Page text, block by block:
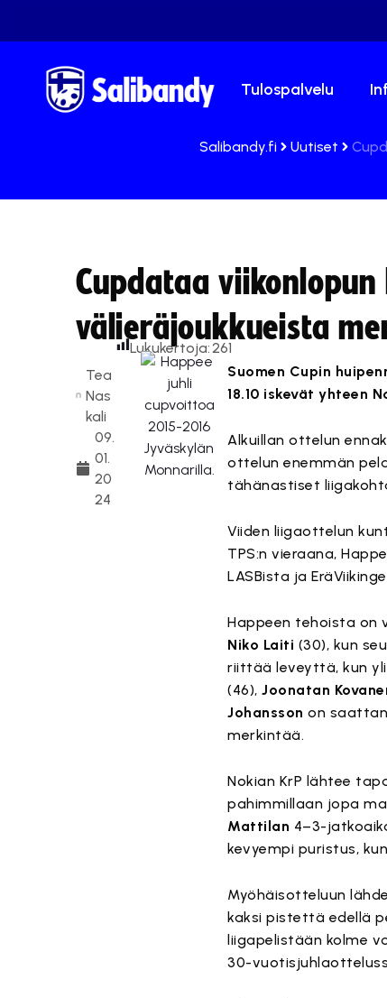
Tulospalvelu
Salibandy.fi Uutiset
Cupdataa viikonlopun
välieräjoukkueista
Tea
Nas
kali
09.
01.
20
24
Lukukertoja:261
Suomen Cupin
18.10 iskevät yhteen
Alkuillan ottelun
ottelun enemmän
tähänastiset
Viiden liigaottelun
TPS:n vieraana,
LASBista ja
Happeen tehoista on
Niko Laiti (30), kun
riittää leveyttä, kun
(46),Joonatan
Johansson on
merkintää.
Nokian KrP lähtee
pahimmillaan jopa
Mattilan 4–3-
kevyempi puristus,
Myöhäisotteluun
kaksi pistettä edellä
liigapelistään kolme
30-